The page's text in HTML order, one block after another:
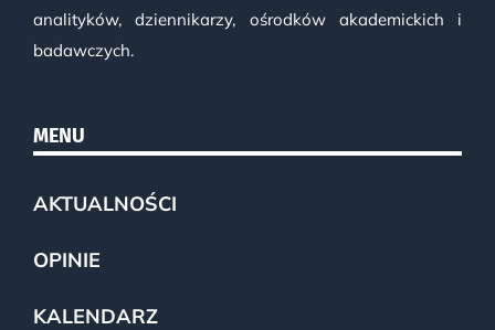
analityków, dziennikarzy, ośrodków akademickich i
badawczych.
MENU
AKTUALNOŚCI
OPINIE
KALENDARZ